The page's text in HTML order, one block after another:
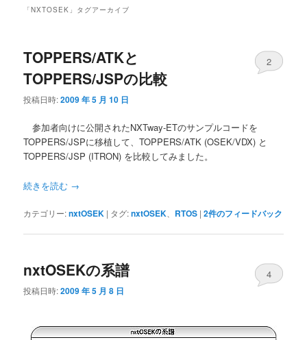
「NXTOSEK 」タグアーカイブ
TOPPERS/ATKと
TOPPERS/JSPの比較
投稿日時:2009 年 5 月 10 日
2
参加者向けに公開されたNXTway-ETのサンプルコードを
TOPPERS/JSPに移植して、TOPPERS/ATK (OSEK/VDX) と
TOPPERS/JSP (ITRON) を比較してみました。
続きを読む →
カテゴリー:nxtOSEK | タグ:nxtOSEK RTOS |2件のフィードバック
nxtOSEKの系譜
投稿日時:2009 年 5 月 8 日
4